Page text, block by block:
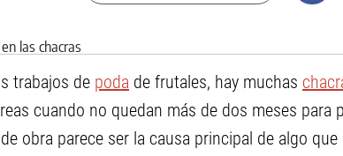
trabajos de poda de frutales, hay muchas
cuando no quedan más de dos meses para
obra parece ser la causa principal de algo